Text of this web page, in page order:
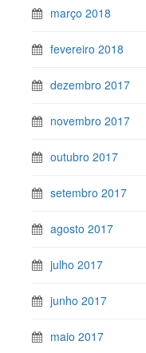
março 2018
fevereiro 2018
dezembro 2017
novembro 2017
outubro 2017
setembro 2017
agosto 2017
julho 2017
junho 2017
maio 2017